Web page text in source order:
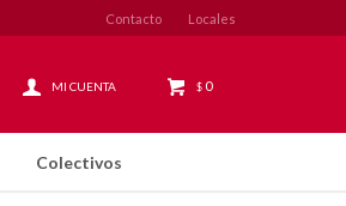
Colectivos
$ 0
Contacto Locales